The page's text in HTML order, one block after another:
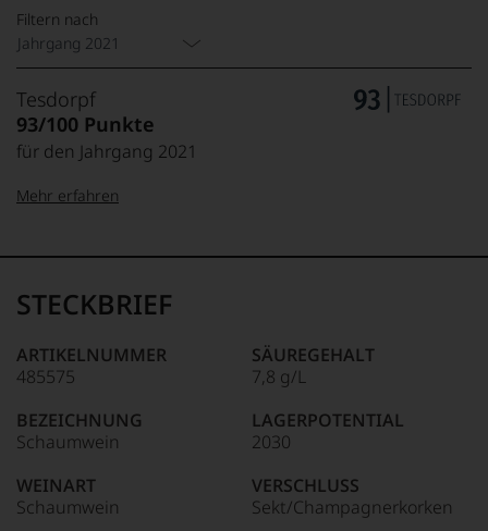
Filtern nach
Jahrgang 2021
Tesdorpf
93/100 Punkte
für den Jahrgang 2021
95–98 Punkte:
90–94 Punkte:
Name
Tesdorpf
für
»Fine
für
die
edlen
Weine
der
Welt,
Mehr erfahren
STECKBRIEF
ARTIKELNUMMER
485575
BEZEICHNUNG
Schaumwein
WEINART
Schaumwein
SÄUREGEHALT
7,8 g/L
LAGERPOTENTIAL
2030
VERSCHLUSS
Sekt/Champagnerkorken